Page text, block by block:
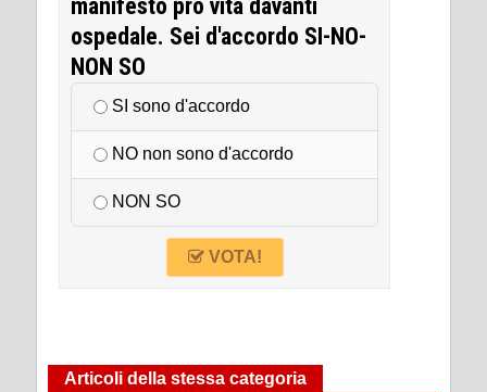
manifesto pro vita davanti
ospedale. Sei d'accordo SI-NO-
NON SO
SI sono d'accordo
NO non sono d'accordo
NON SO
VOTA!
Articoli della stessa categoria